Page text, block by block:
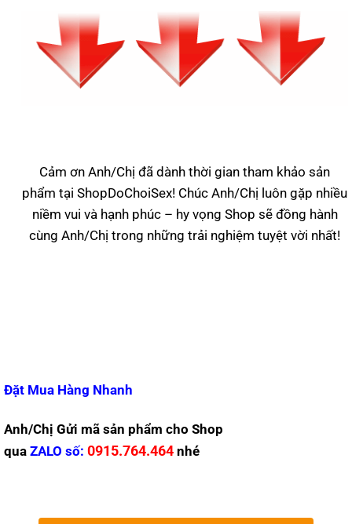
Cảm ơn Anh/Chị đã dành thời gian tham khảo sản
phẩm tại ShopDoChoiSex! Chúc Anh/Chị luôn gặp nhiều
niềm vui và hạnh phúc – hy vọng Shop sẽ đồng hành
cùng Anh/Chị trong những trải nghiệm tuyệt vời nhất!
Đặt Mua Hàng Nhanh
Anh/Chị Gửi mã sản phẩm cho Shop
qua ZALO số: 0915.764.464 nhé